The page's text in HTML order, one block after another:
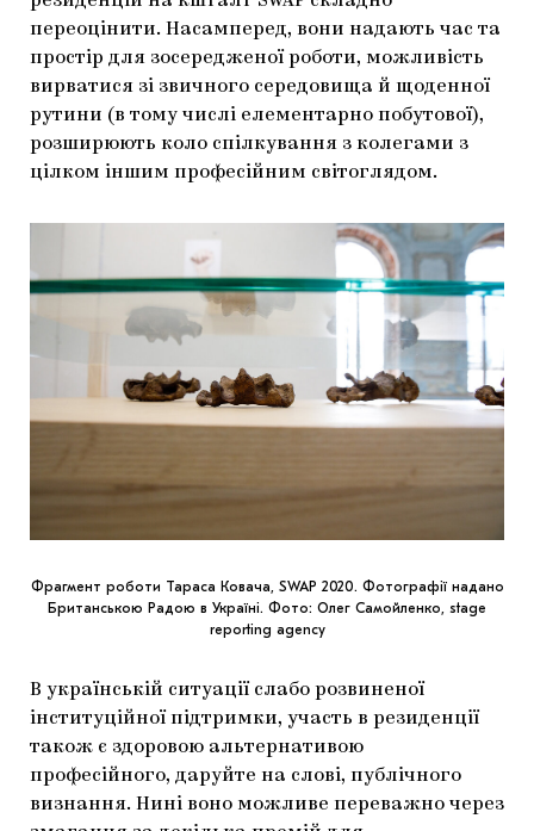
переоцінити. Насамперед, вони надають час та
простір для зосередженої роботи, можливість
вирватися зі звичного середовища й щоденної
рутини (в тому числі елементарно побутової),
розширюють коло спілкування з колегами з
цілком іншим професійним світоглядом.
Фрагмент роботи Тараса Ковача, SWAP 2020. Фотографії надано
Британською Радою в Україні. Фото: Олег Самойленко, stage
reporting agency
В українській ситуації слабо розвиненої
інституційної підтримки, участь в резиденції
також є здоровою альтернативою
професійного, даруйте на слові, публічного
визнання. Нині воно можливе переважно через